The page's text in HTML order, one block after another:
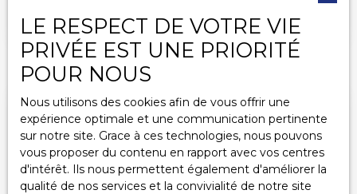
LE RESPECT DE VOTRE VIE
PRIVÉE EST UNE PRIORITÉ
POUR NOUS
Nous utilisons des cookies afin de vous offrir une
expérience optimale et une communication pertinente
sur notre site. Grace à ces technologies, nous pouvons
vous proposer du contenu en rapport avec vos centres
d'intérêt. Ils nous permettent également d'améliorer la
qualité de nos services et la convivialité de notre site